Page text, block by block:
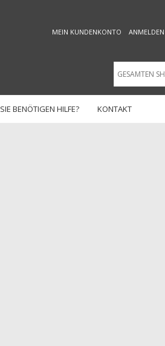
MEIN KUNDENKONTO ANMELDEN
SIE BENÖTIGEN HILFE? KONTAKT